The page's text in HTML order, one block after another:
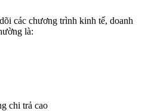
các chương trình kinh tế, doanh
là:
chi trả cao